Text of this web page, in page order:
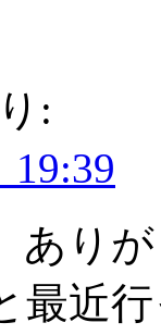
:
19:39
あり
最近